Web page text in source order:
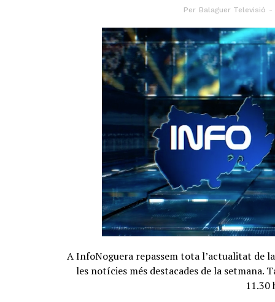
Per Balaguer Televisió
A InfoNoguera repassem tota l’actualitat de
les notícies més destacades de la setmana.
11.30